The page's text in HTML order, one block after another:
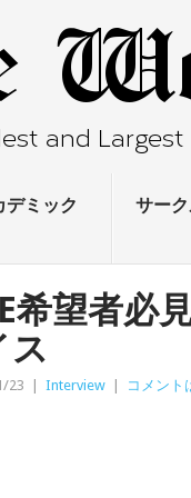
デミック サー
希望者必
ス
23 Interview コメント